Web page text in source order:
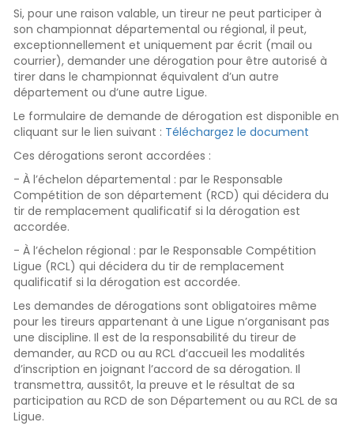
Si, pour une raison valable, un tireur ne peut participer à
son championnat départemental ou régional, il peut,
exceptionnellement et uniquement par écrit (mail ou
courrier), demander une dérogation pour être autorisé à
tirer dans le championnat équivalent d’un autre
département ou d’une autre Ligue.
Le formulaire de demande de dérogation est disponible en
cliquant sur le lien suivant : Téléchargez le document
Ces dérogations seront accordées :
- À l’échelon départemental : par le Responsable
Compétition de son département (RCD) qui décidera du
tir de remplacement qualificatif si la dérogation est
accordée.
- À l’échelon régional : par le Responsable Compétition
Ligue (RCL) qui décidera du tir de remplacement
qualificatif si la dérogation est accordée.
Les demandes de dérogations sont obligatoires même
pour les tireurs appartenant à une Ligue n’organisant pas
une discipline. Il est de la responsabilité du tireur de
demander, au RCD ou au RCL d’accueil les modalités
d’inscription en joignant l’accord de sa dérogation. Il
transmettra, aussitôt, la preuve et le résultat de sa
participation au RCD de son Département ou au RCL de sa
Ligue.